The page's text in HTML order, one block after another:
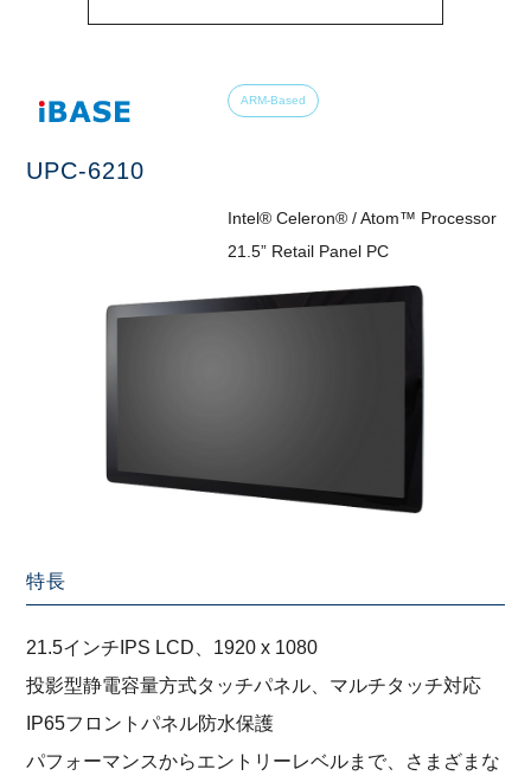
ARM-Based
UPC-6210
Intel® Celeron® / Atom™ Processor
21.5” Retail Panel PC
特長
21.5インチIPS LCD、1920 x 1080
投影型静電容量方式タッチパネル、マルチタッチ対応
IP65フロントパネル防水保護
パフォーマンスからエントリーレベルまで、さまざまな